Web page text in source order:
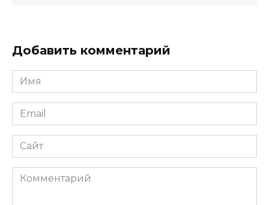
Добавить комментарий
Имя
*
Email
*
Сайт
Комментарий